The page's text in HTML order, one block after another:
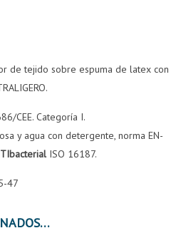
de tejido sobre espuma de latex con
CEE. Categoría I.
y agua con detergente, norma EN-
ISO 16187.
47
PRODUCTOS RELACIONADOS